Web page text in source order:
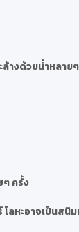
างด้วยน้ำหลาย
ๆ ครั้ง
ลหะอาจเป็นสนิ